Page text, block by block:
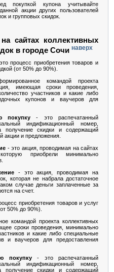
покупкой купона учитывайте
акции других пользователей
и групповых скидок.
сайтах коллективных
в городе Сочи наверх
процесс приобретения товаров и
(от 50% до 90%).
командой проекта
имеющая сроки проведения,
участников и какие либо
купонов и ваучеров для
покупку - это распечатанный
индификационный номер,
получение скидки и содержащий
акции и предложения.
- это акция, проводимая на сайтах
приобрели минимально
- это акция, проводимая на
которая не набрала достаточное
случае деньги заплаченные за
на счет.
приобретения товаров и услуг
50% до 90%).
командой проекта коллективных
сроки проведения, минимально
и какие либо специальные
и ваучеров для предоставления
покупку- это распечатанный
индификационный номер,
получение скидки и содержащий